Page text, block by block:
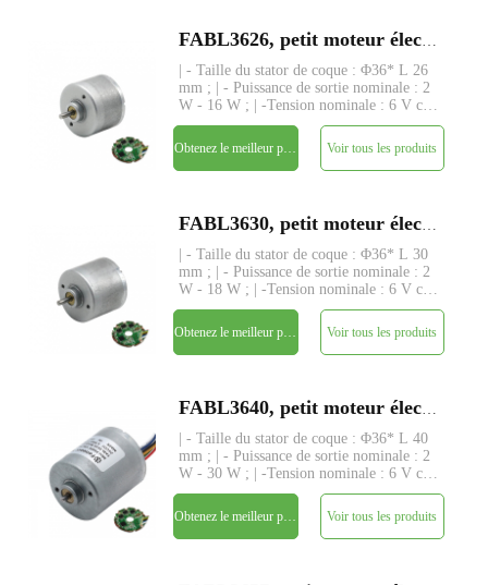
| - Taille du stator de coque : Φ36* L 26
mm ; | - Puissance de sortie nominale : 2
W - 16 W ; | -Tension nominale : 6 V cc
- 24 V ; | - Couple nominal : jusqu'à 98
gf-cm ; | - Axe : Φ3,175 mm (ou
4,0 mm), longueur personnalisée ; | -
Driver : driver
Voir tous les produits
| - Taille du stator de coque : Φ36* L 30
mm ; | - Puissance de sortie nominale : 2
W - 18 W ; | -Tension nominale : 6 V cc
- 24 V ; | - Couple nominal : jusqu'à 210
gf-cm ; | - Axe : Φ3,175 mm (ou
4,0 mm), longueur personnalisée ; | -
Driver : drive
Voir tous les produits
| - Taille du stator de coque : Φ36* L 40
mm ; | - Puissance de sortie nominale : 2
W - 30 W ; | -Tension nominale : 6 V cc
- 24 V ; | - Couple nominal : jusqu'à 320
gf-cm ; | - Axe : Φ3,175 mm (ou
4,0 mm), longueur personnalisée ; | -
Driver : drive
Voir tous les produits